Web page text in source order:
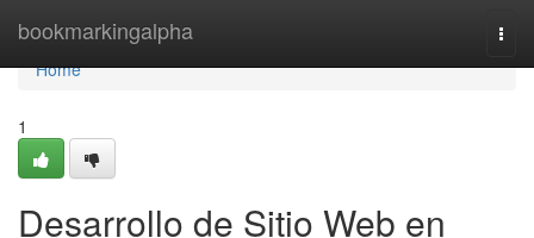
bookmarkingalpha
Home
Home
1
Desarrollo de Sitio Web en